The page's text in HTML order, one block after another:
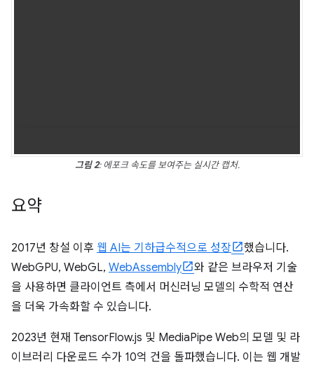
그림 2: 에포크 속도를 보여주는 실시간 캡처.
요약
2017년 창설 이후 웹 AI는 기하급수적으로 성장
했습니다.
WebGPU, WebGL, WebAssembly
와 같은 브라우저 기술
을 사용하면 클라이언트 측에서 머신러닝 모델의 수학적 연산
을 더욱 가속화할 수 있습니다.
2023년 현재 TensorFlow.js 및 MediaPipe Web의 모델 및 라
이브러리 다운로드 수가 10억 건을 돌파했습니다. 이는 웹 개발